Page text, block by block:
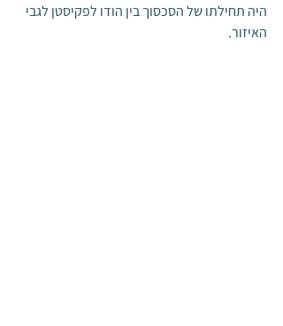
היה תחילתו של הסכסוך בין הודו לפקיסטן לגבי
האיזור.